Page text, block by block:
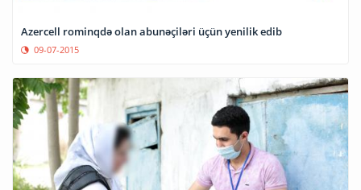
Azercell rominqdə olan abunəçiləri üçün yenilik edib
09-07-2015